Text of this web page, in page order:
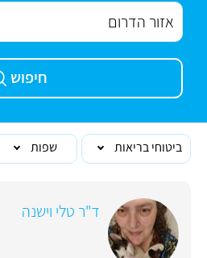
חיפוש
ביטוחי בריאות שפות
ד"ר טלי וישנה